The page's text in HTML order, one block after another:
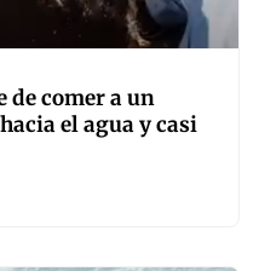
comer a un
el agua y casi